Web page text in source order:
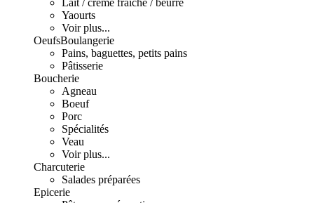
Lait / crème fraîche / beurre
Yaourts
Voir plus...
OeufsBoulangerie
Pains, baguettes, petits pains
Pâtisserie
Boucherie
Agneau
Boeuf
Porc
Spécialités
Veau
Voir plus...
Charcuterie
Salades préparées
Epicerie